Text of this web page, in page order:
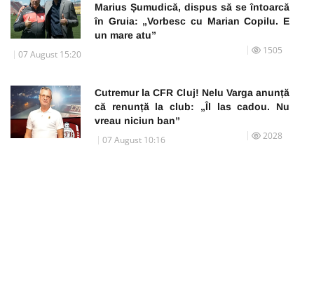
Marius Șumudică, dispus să se întoarcă
în Gruia: „Vorbesc cu Marian Copilu. E
un mare atu”
07 August 15:20 1505
Cutremur la CFR Cluj! Nelu Varga anunță
că renunță la club: „Îl las cadou. Nu
vreau niciun ban”
07 August 10:16 2028